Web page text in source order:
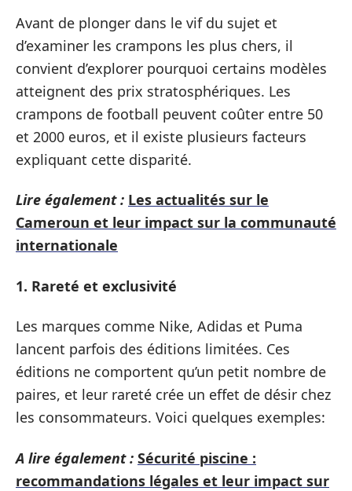
Avant de plonger dans le vif du sujet et
d’examiner les crampons les plus chers, il
convient d’explorer pourquoi certains modèles
atteignent des prix stratosphériques. Les
crampons de football peuvent coûter entre 50
et 2000 euros, et il existe plusieurs facteurs
expliquant cette disparité.
Lire également : Les actualités sur le
Cameroun et leur impact sur la communauté
internationale
1. Rareté et exclusivité
Les marques comme Nike, Adidas et Puma
lancent parfois des éditions limitées. Ces
éditions ne comportent qu’un petit nombre de
paires, et leur rareté crée un effet de désir chez
les consommateurs. Voici quelques exemples:
A lire également : Sécurité piscine :
recommandations légales et leur impact sur